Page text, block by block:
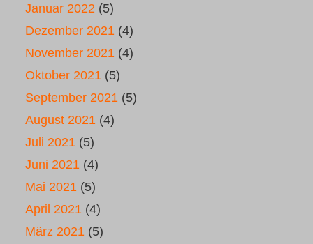
Januar 2022 (5)
Dezember 2021 (4)
November 2021 (4)
Oktober 2021 (5)
September 2021 (5)
August 2021 (4)
Juli 2021 (5)
Juni 2021 (4)
Mai 2021 (5)
April 2021 (4)
März 2021 (5)